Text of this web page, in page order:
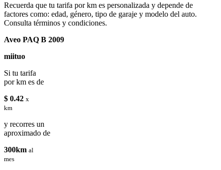
Recuerda que tu tarifa por km es personalizada y depende de
factores como: edad, género, tipo de garaje y modelo del auto.
Consulta términos y condiciones.
Aveo PAQ B 2009
miituo
Si tu tarifa
por km es de
$ 0.42 x
km
y recorres un
aproximado de
300km al
mes